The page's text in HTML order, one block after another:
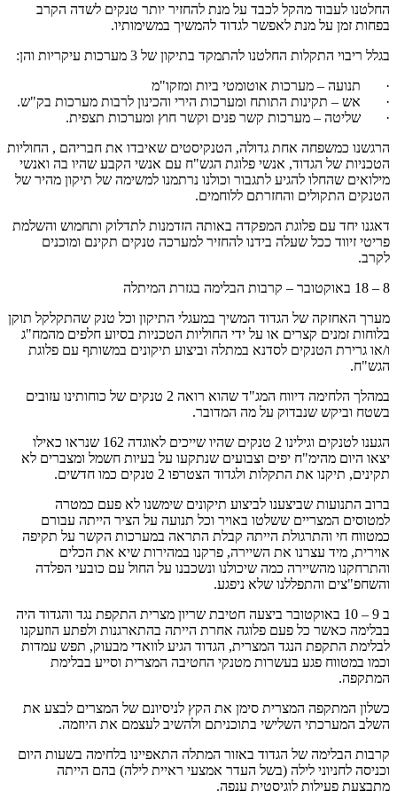
החלטנו לעבוד מהקל לכבד על מנת להחזיר יותר טנקים לשדה הקרב
בפחות זמן על מנת לאפשר לגדוד להמשיך במשימותיו.
בגלל ריבוי התקלות החלטנו להתמקד בתיקון של 3 מערכות עיקריות והן:
· תנועה – מערכות אוטומטי ביות ומזקו"מ
· אש – תקינות התותח ומערכות הירי והכינון לרבות מערכות בק"ש.
· שליטה – מערכות קשר פנים וקשר חוץ ומערכות תצפית.
הרגשנו כמשפחה אחת גדולה, הטנקיסטים שאיבדו את חבריהם , החוליות
הטכניות של הגדוד, אנשי פלוגת הגש"ח עם אנשי הקבע שהיו בה ואנשי
מילואים שהחלו להגיע לתגבור וכולנו נרתמנו למשימה של תיקון מהיר של
הטנקים התקולים והחזרתם ללוחמים.
דאגנו יחד עם פלוגת המפקדה באותה הזדמנות לתדלוק ותחמוש והשלמת
פריטי זיווד ככל שעלה בידנו להחזיר למערכה טנקים תקינם ומוכנים
לקרב.
8 – 18 באוקטובר – קרבות הבלימה בגזרת המיתלה
מערך האחזקה של הגדוד המשיך במעגלי התיקון וכל טנק שהתקלקל תוקן
בלוחות זמנים קצרים או על ידי החוליות הטכניות בסיוע חלפים מהמח"ג
ו/או גרירת הטנקים לסדנא במתלה וביצוע תיקונים במשותף עם פלוגת
הגש"ח.
במהלך הלחימה דיווח המג"ד שהוא רואה 2 טנקים של כוחותינו עזובים
בשטח וביקש שנבדוק על מה המדובר.
הגענו לטנקים וגילינו 2 טנקים שהיו שייכים לאוגדה 162 שנראו כאילו
יצאו היום מהימ"ח יפים וצבועים שנתקעו על בעיות חשמל ומצברים לא
תקינים, תיקנו את התקלות ולגדוד הצטרפו 2 טנקים כמו חדשים.
ברוב התנועות שביצענו לביצוע תיקונים שימשנו לא פעם כמטרה
למטוסים המצריים ששלטו באויר וכל תנועה על הציר הייתה עבורם
כמטווח חי והתרגולת הייתה קבלת התראה במערכות הקשר על תקיפה
אוירית, מיד עצרנו את השיירה, פרקנו במהירות שיא את הכלים
והתרחקנו מהשיירה כמה שיכולנו ונשכבנו על החול עם כובעי הפלדה
והשחפ"צים והתפללנו שלא ניפגע.
ב 9 – 10 באוקטובר ביצעה חטיבת שריון מצרית התקפת נגד והגדוד היה
בבלימה כאשר כל פעם פלוגה אחרת הייתה בהתארגנות ולפתע הוזעקנו
לבלימת התקפת הנגד המצרית, הגדוד הגיע לוואדי מבעוק, תפש עמדות
וכמו במטווח פגע בעשרות מטנקי החטיבה המצרית וסייע בבלימת
המתקפה.
כשלון המתקפה המצרית סימן את הקץ לניסיונם של המצרים לבצע את
השלב המערכתי השלישי בתוכניתם ולהשיב לעצמם את היוזמה.
קרבות הבלימה של הגדוד באזור המתלה התאפיינו בלחימה בשעות היום
וכניסה לחניוני לילה (בשל העדר אמצעי ראיית לילה) בהם הייתה
מתבצעת פעילות לוגיסטית ענפה.